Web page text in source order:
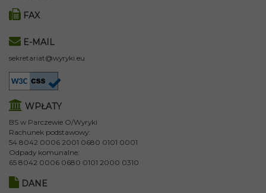
FAX
E-MAIL
sekretariat@wyryki.eu
WPŁATY
BS w Parczewie O/Wyryki
Rachunek podstawowy:
54 8042 0006 2001 0680 0101 0001
Odpady komunalne:
65 8042 0006 0680 0101 2000 0310
DANE